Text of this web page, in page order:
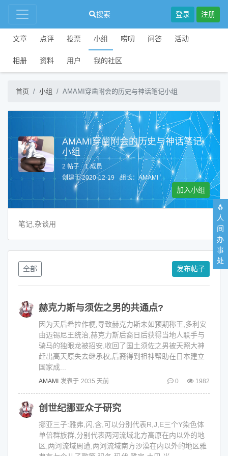
搜索 登录 注册
文章 点评 投票 小组 唠叨 问答 活动
相册 资料 用户 我的社区
首页 小组 AMAMI穿凿附会的历史与神话笔记小组
AMAMI穿凿附会的历史与神话笔记
小组
2 帖子
1 成员
创建于 2020-12-19 组长：AMAMI
加入小组
笔记,杂谈用
发布帖子
全部
赫克力斯与须佐之男的共通点?
因为天后希拉作梗,导致赫克力斯未如预期称王,多利安
由迈锡尼王统治,赫克力斯后裔日后获得当地人联手与
骑马的独眼龙被招安,收回了国土须佐之男被天照大神
赶出高天原失去继承权,后裔得到祖神帮助在日本建立
国家成...
AMAMI 发表于 2035 天前 0 1982
创世纪挪亚众子研究
挪亚三子:雅弗,闪,含,可以分别代表R,J,E三个Y染色体
单倍群族群,分别代表两河流域北方高原在内以外的地
区,两河流域周遭,两河流域南方沙漠在内以外的地区雅
🐧
人
间
办
事
处